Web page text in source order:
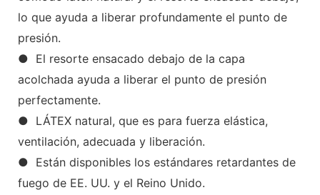
lo que ayuda a liberar profundamente el punto de
presión.
● El resorte ensacado debajo de la capa
acolchada ayuda a liberar el punto de presión
perfectamente.
● LÁTEX natural, que es para fuerza elástica,
ventilación, adecuada y liberación.
● Están disponibles los estándares retardantes de
fuego de EE. UU. y el Reino Unido.